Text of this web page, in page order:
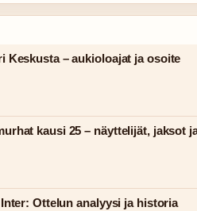
Keskusta – aukioloajat ja osoite
kausi 25 – näyttelijät, jaksot
Ottelun analyysi ja historia